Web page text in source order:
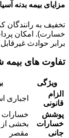
مزایای بیمه بدنه آسیا
تخفیف به
خسارت). امکان
برابر حوادث
تفاوت های بیمه
ویژگی
الزام
قانونی
اجباری
پوشش
خسارات
جانی
خسارات
بخشی از
مقصر